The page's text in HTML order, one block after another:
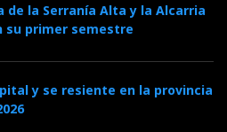
de la Serranía Alta y la Alcarria
su primer semestre
y se resiente en la provincia